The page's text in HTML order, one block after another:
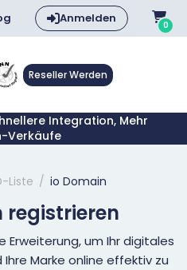
Anmelden 0
Reseller Werden
Integration, Mehr
Verkäufe
Liste io Domain
Erweiterung, um Ihr digitales
Marke online effektiv zu